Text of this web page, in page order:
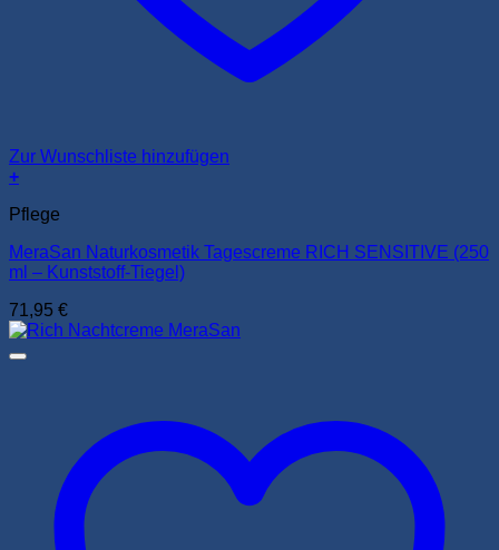
Zur Wunschliste hinzufügen
+
Pflege
MeraSan Naturkosmetik Tagescreme RICH SENSITIVE (250
ml – Kunststoff-Tiegel)
71,95 €